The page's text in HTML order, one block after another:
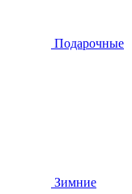
Подарочные
Зимние